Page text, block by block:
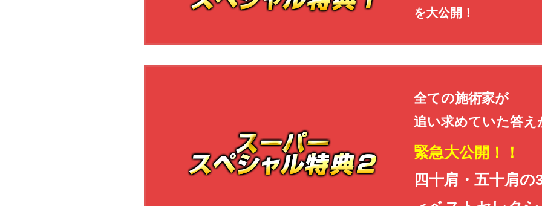
を大公開！
全ての施術家が
追い求めていた答
緊急大公開！！
四十肩・五十肩の